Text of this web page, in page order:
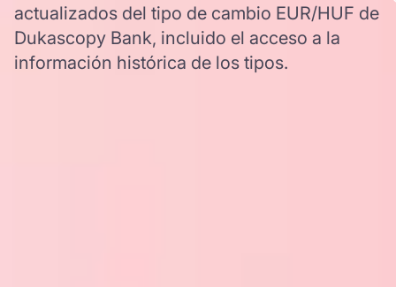
actualizados del tipo de cambio EUR/HUF de
Dukascopy Bank, incluido el acceso a la
información histórica de los tipos.